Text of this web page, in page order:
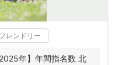
レンドリー
年】年間指名数 北